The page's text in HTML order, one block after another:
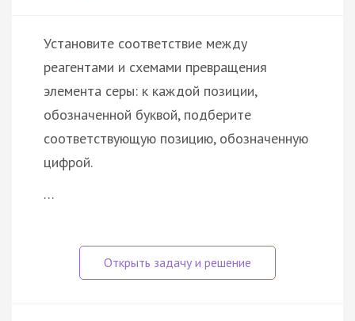
Установите соответствие между
реагентами и схемами превращения
элемента серы: к каждой позиции,
обозначенной буквой, подберите
соответствующую позицию, обозначенную
цифрой.
…